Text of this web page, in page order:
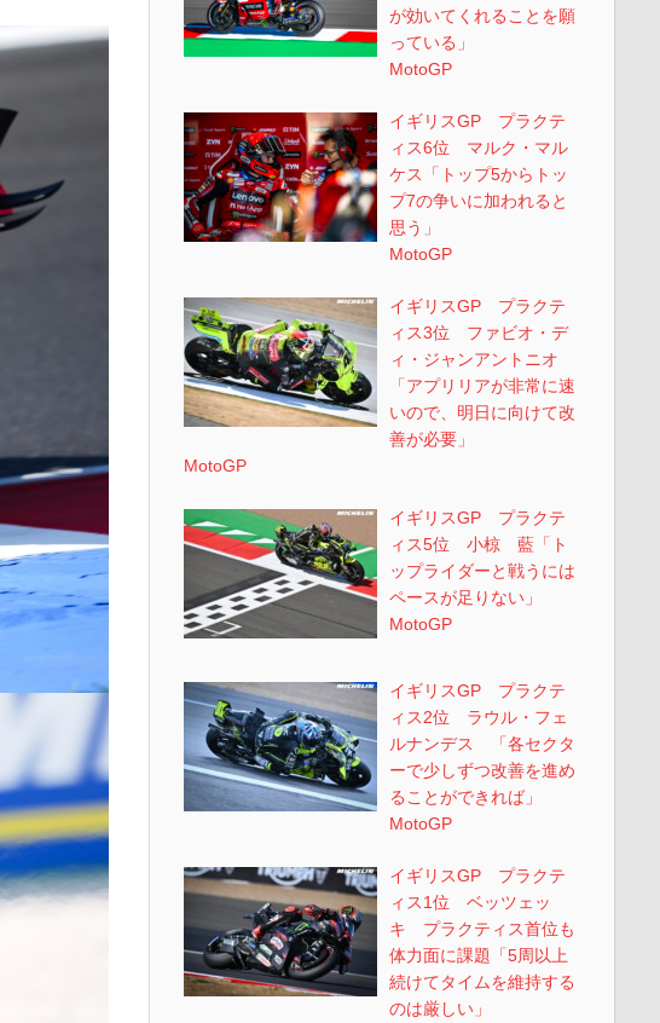
が効いてくれることを願
っている」
MotoGP
イギリスGP プラクテ
ィス6位 マルク・マル
ケス「トップ5からトッ
プ7の争いに加われると
思う」
MotoGP
イギリスGP プラクテ
ィス3位 ファビオ・デ
ィ・ジャンアントニオ
「アプリリアが非常に速
いので、明日に向けて改
善が必要」
MotoGP
イギリスGP プラクテ
ィス5位 小椋 藍「ト
ップライダーと戦うには
ペースが足りない」
MotoGP
イギリスGP プラクテ
ィス2位 ラウル・フェ
ルナンデス 「各セクタ
ーで少しずつ改善を進め
ることができれば」
MotoGP
イギリスGP プラクテ
ィス1位 ベッツェッ
キ プラクティス首位も
体力面に課題「5周以上
続けてタイムを維持する
のは厳しい」